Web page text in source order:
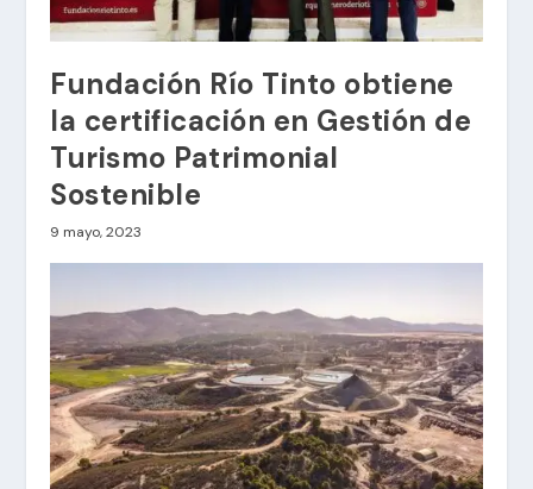
Fundación Río Tinto obtiene
la certificación en Gestión de
Turismo Patrimonial
Sostenible
9 mayo, 2023